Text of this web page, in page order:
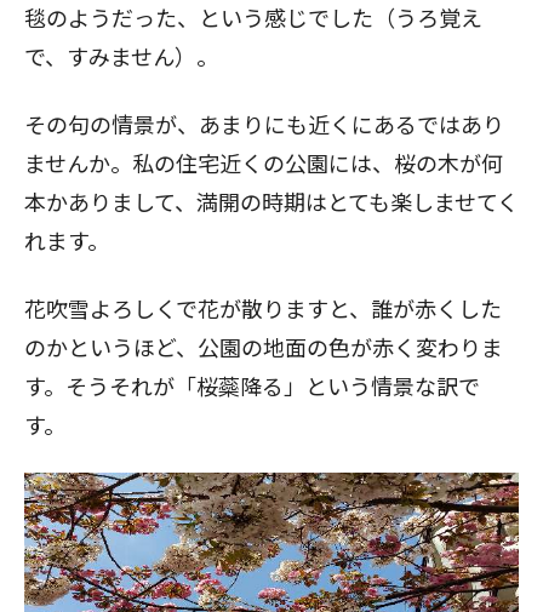
毯のようだった、という感じでした（うろ覚え
で、すみません）。
その句の情景が、あまりにも近くにあるではあり
ませんか。私の住宅近くの公園には、桜の木が何
本かありまして、満開の時期はとても楽しませてく
れます。
花吹雪よろしくで花が散りますと、誰が赤くした
のかというほど、公園の地面の色が赤く変わりま
す。そうそれが「桜蘂降る」という情景な訳で
す。